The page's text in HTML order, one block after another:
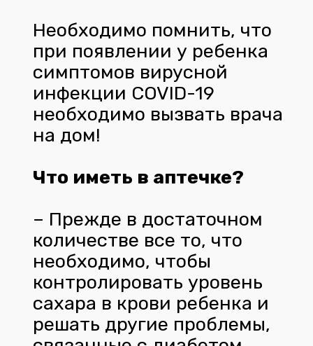
Необходимо помнить, что
при появлении у ребенка
симптомов вирусной
инфекции COVID-19
необходимо вызвать врача
на дом!
Что иметь в аптечке?
– Прежде в достаточном
количестве все то, что
необходимо, чтобы
контролировать уровень
сахара в крови ребенка и
решать другие проблемы,